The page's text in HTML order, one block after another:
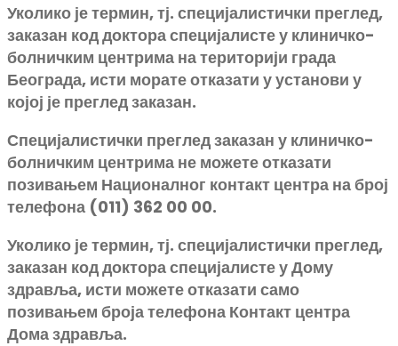
Уколико је термин, тј. специјалистички преглед,
заказан код доктора специјалисте у клиничко-
болничким центрима на територији града
Београда, исти морате отказати у установи у
којој је преглед заказан.
Специјалистички преглед заказан у клиничко-
болничким центрима не можете отказати
позивањем Националног контакт центра на број
телефона (011) 362 00 00.
Уколико је термин, тј. специјалистички преглед,
заказан код доктора специјалисте у Дому
здравља, исти можете отказати само
позивањем броја телефона Контакт центра
Дома здравља.